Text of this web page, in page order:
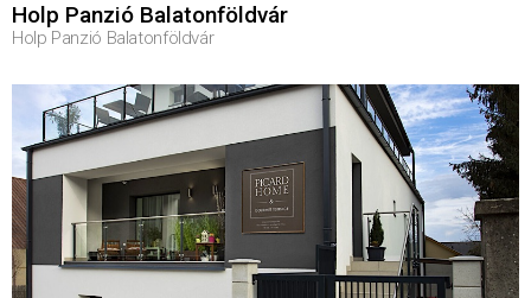
Holp Panzió Balatonföldvár
Holp Panzió Balatonföldvár